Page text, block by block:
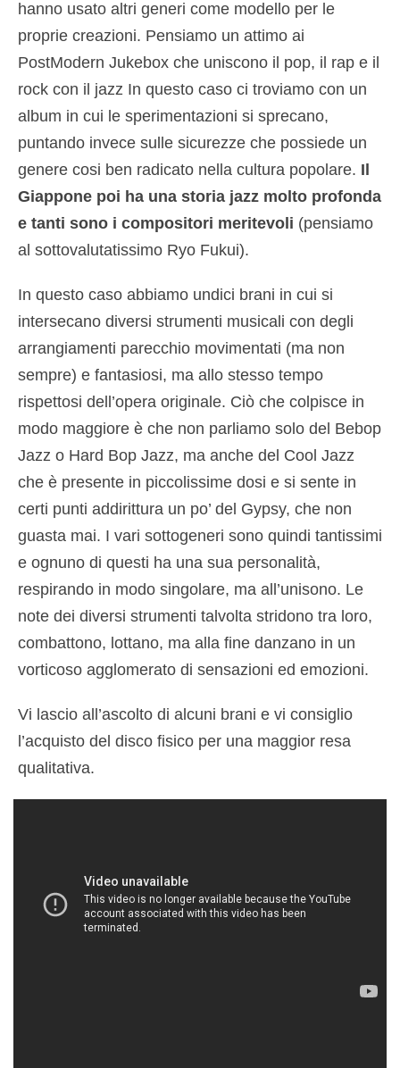
hanno usato altri generi come modello per le
proprie creazioni. Pensiamo un attimo ai
PostModern Jukebox che uniscono il pop, il rap e il
rock con il jazz In questo caso ci troviamo con un
album in cui le sperimentazioni si sprecano,
puntando invece sulle sicurezze che possiede un
genere cosi ben radicato nella cultura popolare. Il
Giappone poi ha una storia jazz molto profonda
e tanti sono i compositori meritevoli (pensiamo
al sottovalutatissimo Ryo Fukui).
In questo caso abbiamo undici brani in cui si
intersecano diversi strumenti musicali con degli
arrangiamenti parecchio movimentati (ma non
sempre) e fantasiosi, ma allo stesso tempo
rispettosi dell’opera originale. Ciò che colpisce in
modo maggiore è che non parliamo solo del Bebop
Jazz o Hard Bop Jazz, ma anche del Cool Jazz
che è presente in piccolissime dosi e si sente in
certi punti addirittura un po’ del Gypsy, che non
guasta mai. I vari sottogeneri sono quindi tantissimi
e ognuno di questi ha una sua personalità,
respirando in modo singolare, ma all’unisono. Le
note dei diversi strumenti talvolta stridono tra loro,
combattono, lottano, ma alla fine danzano in un
vorticoso agglomerato di sensazioni ed emozioni.
Vi lascio all’ascolto di alcuni brani e vi consiglio
l’acquisto del disco fisico per una maggior resa
qualitativa.